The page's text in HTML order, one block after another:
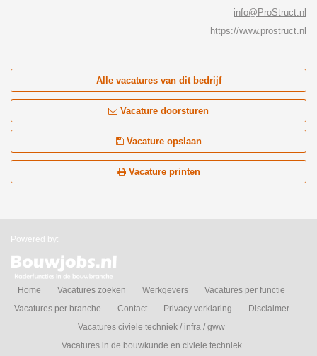
info@ProStruct.nl
https://www.prostruct.nl
Alle vacatures van dit bedrijf
Vacature doorsturen
Vacature opslaan
Vacature printen
Powered by:
Home Vacatures zoeken Werkgevers
Vacatures per functie
Vacatures per branche
Contact Privacy verklaring
Disclaimer
Vacatures civiele techniek / infra / gww
Vacatures in de bouwkunde en civiele techniek